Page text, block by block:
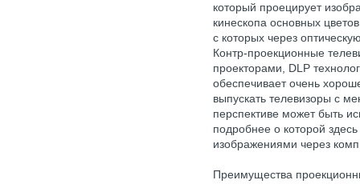
который проецирует
кинескопа основных
с которых через
Контр-проекционные
проекторами, DLP
обеспечивает очень
выпускать телевизоры с
перспективе может быть
подробнее о которой
изображениями через
Преимущества